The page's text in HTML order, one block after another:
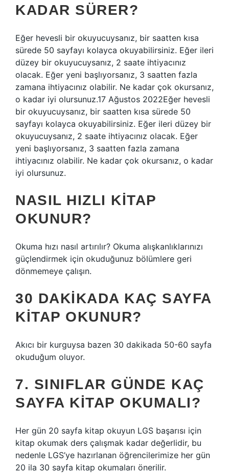
KADAR SÜRER?
Eğer hevesli bir okuyucuysanız, bir saatten kısa
sürede 50 sayfayı kolayca okuyabilirsiniz. Eğer ileri
düzey bir okuyucuysanız, 2 saate ihtiyacınız
olacak. Eğer yeni başlıyorsanız, 3 saatten fazla
zamana ihtiyacınız olabilir. Ne kadar çok okursanız,
o kadar iyi olursunuz.17 Ağustos 2022Eğer hevesli
bir okuyucuysanız, bir saatten kısa sürede 50
sayfayı kolayca okuyabilirsiniz. Eğer ileri düzey bir
okuyucuysanız, 2 saate ihtiyacınız olacak. Eğer
yeni başlıyorsanız, 3 saatten fazla zamana
ihtiyacınız olabilir. Ne kadar çok okursanız, o kadar
iyi olursunuz.
NASIL HIZLI KITAP
OKUNUR?
Okuma hızı nasıl artırılır? Okuma alışkanlıklarınızı
güçlendirmek için okuduğunuz bölümlere geri
dönmemeye çalışın.
30 DAKIKADA KAÇ SAYFA
KITAP OKUNUR?
Akıcı bir kurguysa bazen 30 dakikada 50-60 sayfa
okuduğum oluyor.
7. SINIFLAR GÜNDE KAÇ
SAYFA KITAP OKUMALI?
Her gün 20 sayfa kitap okuyun LGS başarısı için
kitap okumak ders çalışmak kadar değerlidir, bu
nedenle LGS’ye hazırlanan öğrencilerimize her gün
20 ila 30 sayfa kitap okumaları önerilir.